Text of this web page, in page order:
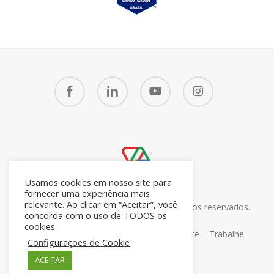
facebook linkedin youtube instagram
© 2026 CRM7 Zoho Brasil. Todos os direitos reservados.
26.371.672/0001-05
Sobre
Portal do Cliente
Trabalhe
Conosco
Usamos cookies em nosso site para
fornecer uma experiência mais
relevante. Ao clicar em “Aceitar”, você
concorda com o uso de TODOS os
cookies
Configurações de Cookie
ACEITAR